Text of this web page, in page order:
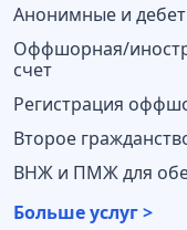
Анонимные и
Оффшорная/
счет
Регистрация
Второе
ВНЖ и ПМЖ для
Больше услуг >